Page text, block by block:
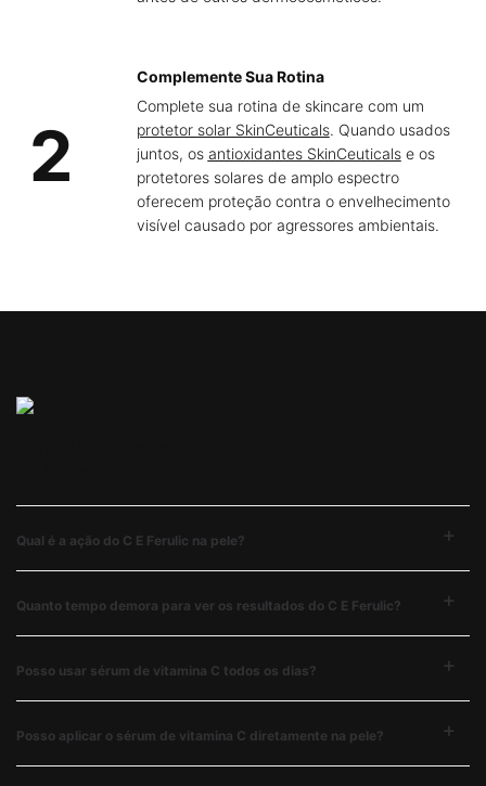
2
Complemente Sua Rotina
Complete sua rotina de skincare com um
protetor solar SkinCeuticals. Quando usados ​​
juntos, os antioxidantes SkinCeuticalse os
protetores solares de amplo espectro
oferecem proteção contra o envelhecimento
visível causado por agressores ambientais.
Qual é a ação do C E Ferulic na pele?
Quanto tempo demora para ver os resultados do C E Ferulic?
Posso usar sérum de vitamina C todos os dias?
Posso aplicar o sérum de vitamina C diretamente na pele?